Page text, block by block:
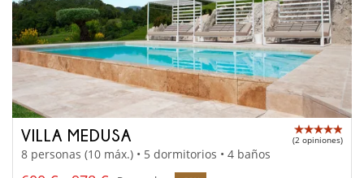
VILLA MEDUSA (2 opiniones)
8 personas (10 máx.) • 5 dormitorios • 4 baños